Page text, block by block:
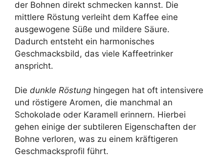
der Bohnen direkt schmecken kannst. Die
mittlere Röstung verleiht dem Kaffee eine
ausgewogene Süße und mildere Säure.
Dadurch entsteht ein harmonisches
Geschmacksbild, das viele Kaffeetrinker
anspricht.
Die dunkle Röstung hingegen hat oft intensivere
und röstigere Aromen, die manchmal an
Schokolade oder Karamell erinnern. Hierbei
gehen einige der subtileren Eigenschaften der
Bohne verloren, was zu einem kräftigeren
Geschmacksprofil führt.